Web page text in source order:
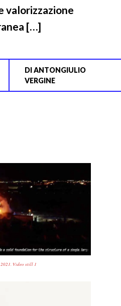
valorizzazione
[…]
DIANTONGIULIO
VERGINE
Video still 1